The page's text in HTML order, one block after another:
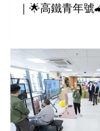
｜🌟高鐵青年號